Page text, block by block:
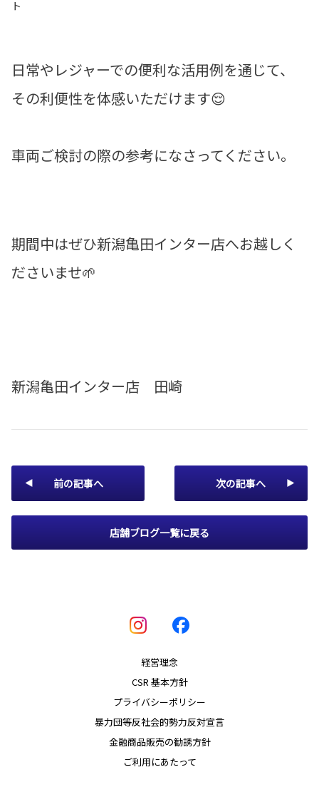
ト
日常やレジャーでの便利な活用例を通じて、
その利便性を体感いただけます😌
車両ご検討の際の参考になさってください。
期間中はぜひ新潟亀田インター店へお越しく
ださいませ🌱
新潟亀田インター店 田崎
前の記事へ
店舗ブログ一覧に戻る
次の記事へ
経営理念
CSR 基本方針
プライバシーポリシー
暴力団等反社会的勢力反対宣言
金融商品販売の勧誘方針
ご利用にあたって